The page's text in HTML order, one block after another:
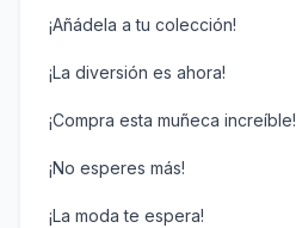
¡Añádela a tu colección!
¡La diversión es ahora!
¡Compra esta muñeca increíble!
¡No esperes más!
¡La moda te espera!